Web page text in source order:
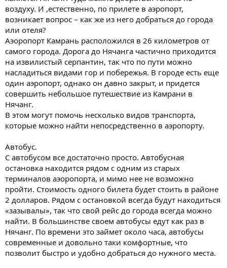
воздуху. И ,естественно, по прилете в аэропорт,
возникает вопрос – как же из него добраться до города
или отеля?
Аэоропорт Камрань расположился в 26 километров от
самого города. Дорога до Нячанга частично приходится
на извилистый серпантин, так что по пути можно
насладиться видами гор и побережья. В городе есть еще
один аэропорт, однако он давно закрыт, и придется
совершить небольшое путешествие из Камрани в
Нячанг.
В этом могут помочь несколько видов транспорта,
которые можно найти непосредственно в аэропорту.
Автобус.
С автобусом все достаточно просто. Автобусная
остановка находится рядом с одним из старых
терминалов аэоропорта, и мимо нее не возможно
пройти. Стоимость одного билета будет стоить в районе
2 долларов. Рядом с остановкой всегда будут находиться
«зазывалы», так что свой рейс до города всегда можно
найти. В большинстве своем автобусы едут как раз в
Нячанг. По времени это займет около часа, автобусы
современные и довольно таки комфортные, что
позволит быстро и удобно добраться до нужного места.